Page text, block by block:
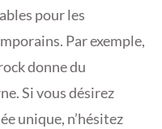
pour les
Par exemple,
donne du
Si vous désirez
unique, n’hésitez